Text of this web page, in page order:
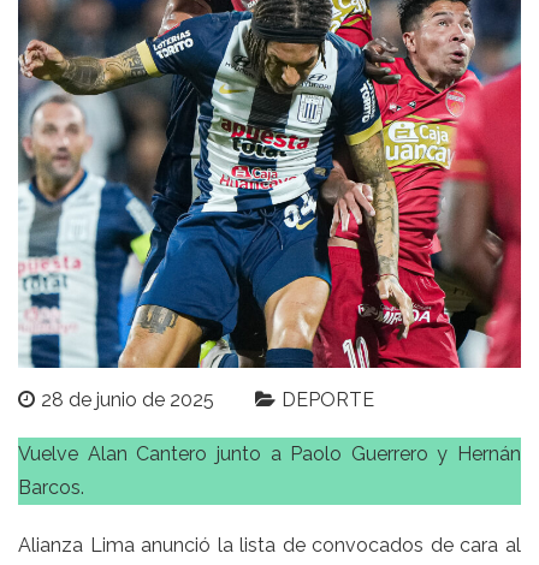
28 de junio de 2025 DEPORTE
Vuelve Alan Cantero junto a Paolo Guerrero y Hernán
Barcos.
Alianza Lima anunció la lista de convocados de cara al